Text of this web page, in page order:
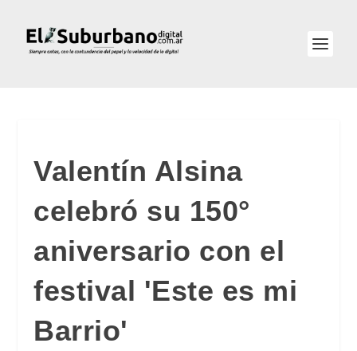
Valentín Alsina
celebró su 150°
aniversario con el
festival 'Este es mi
Barrio'